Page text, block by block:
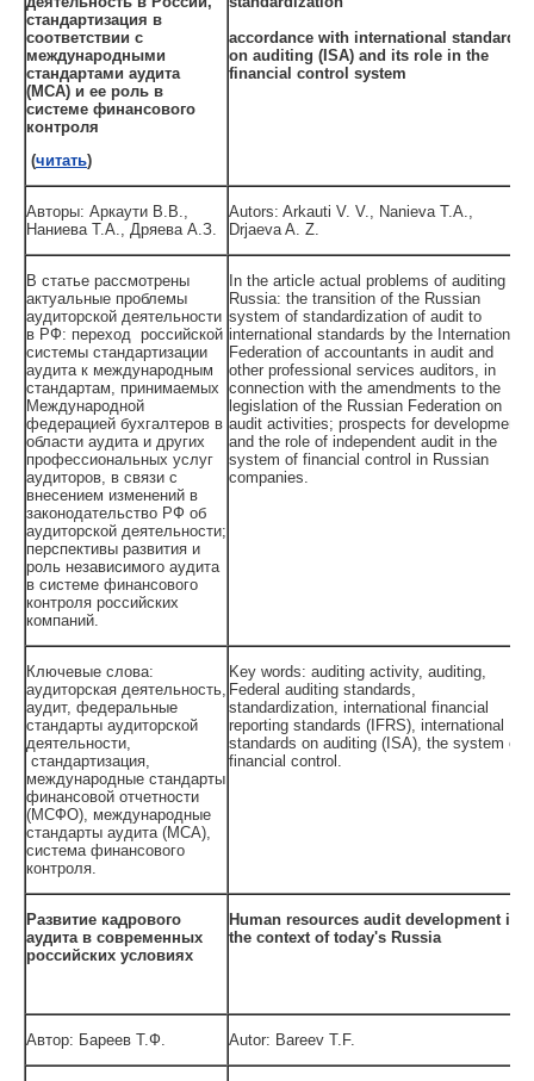
стандартизация в
соответствии с
международными
стандартами аудита
(МСА) и ее роль в
системе финансового
контроля
(читать)
accordance with international standards
on auditing (ISA) and its role in the
financial control system
Авторы: Аркаути В.В.,
Наниева Т.А., Дряева А.З.
Autors: Arkauti V. V., Nanieva T.A.,
Drjaeva A. Z.
В статье рассмотрены
актуальные проблемы
аудиторской деятельности
в РФ: переход российской
системы стандартизации
аудита к международным
стандартам, принимаемых
Международной
федерацией бухгалтеров в
области аудита и других
профессиональных услуг
аудиторов, в связи с
внесением изменений в
законодательство РФ об
аудиторской деятельности;
перспективы развития и
роль независимого аудита
в системе финансового
контроля российских
компаний.
In the article actual problems of auditing in
Russia: the transition of the Russian
system of standardization of audit to
international standards by the International
Federation of accountants in audit and
other professional services auditors, in
connection with the amendments to the
legislation of the Russian Federation on
audit activities; prospects for development
and the role of independent audit in the
system of financial control in Russian
companies.
Ключевые слова:
аудиторская деятельность,
аудит, федеральные
стандарты аудиторской
деятельности,
стандартизация,
международные стандарты
финансовой отчетности
(МСФО), международные
стандарты аудита (МСА),
система финансового
контроля.
Key words: auditing activity, auditing,
Federal auditing standards,
standardization, international financial
reporting standards (IFRS), international
standards on auditing (ISA), the system of
financial control.
Развитие кадрового
аудита в современных
российских условиях
Human resources audit development in
the context of today's Russia
Автор: Бареев Т.Ф. Autor: Bareev T.F.